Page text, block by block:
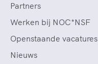
Partners
Werken bij NOC*NSF
Openstaande vacatures
Nieuws